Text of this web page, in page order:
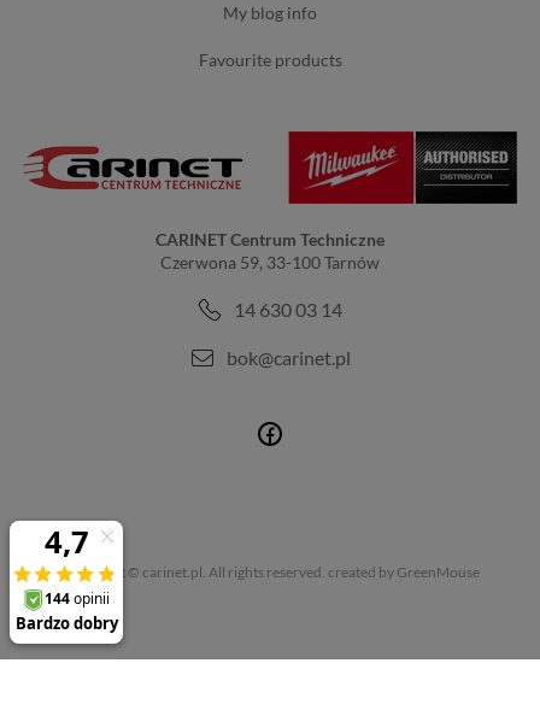
my blog info
favourite products
CARINET Centrum Techniczne
Czerwona 59, 33-100 Tarnów
14 630 03 14
bok@carinet.pl
Copyright © carinet.pl. All rights reserved. created by GreenMouse